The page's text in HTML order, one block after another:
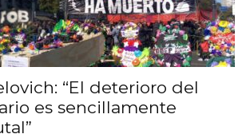
“El deterioro del
es sencillamente